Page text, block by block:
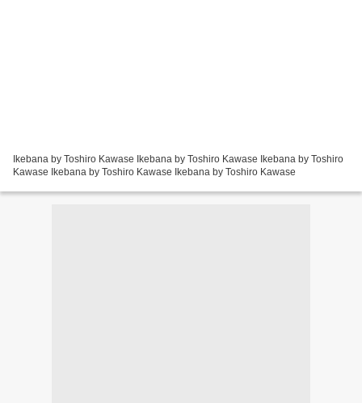
Ikebana by Toshiro Kawase Ikebana by Toshiro Kawase Ikebana by Toshiro
Kawase Ikebana by Toshiro Kawase Ikebana by Toshiro Kawase